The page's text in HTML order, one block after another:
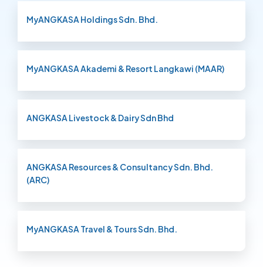
MyANGKASA Holdings Sdn. Bhd.
MyANGKASA Akademi & Resort Langkawi (MAAR)
ANGKASA Livestock & Dairy Sdn Bhd
ANGKASA Resources & Consultancy Sdn. Bhd.
(ARC)
MyANGKASA Travel & Tours Sdn. Bhd.